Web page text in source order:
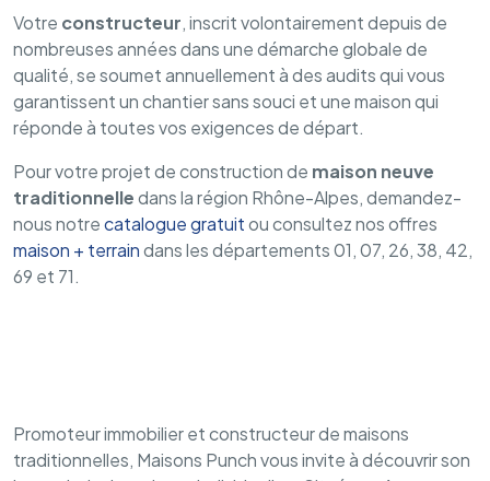
Votre constructeur, inscrit volontairement depuis de
nombreuses années dans une démarche globale de
qualité, se soumet annuellement à des audits qui vous
garantissent un chantier sans souci et une maison qui
réponde à toutes vos exigences de départ.
Pour votre projet de construction de maison neuve
traditionnelledans la région Rhône-Alpes, demandez-
nous notrecatalogue gratuitou consultez nos offres
maison + terraindans les départements 01, 07, 26, 38, 42,
69 et 71.
Promoteur immobilier et constructeur de maisons
traditionnelles, Maisons Punch vous invite à découvrir son